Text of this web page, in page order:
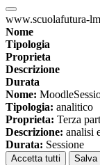
www.scuolafutura-
Nome
Tipologia
Proprieta
Descrizione
Durata
Nome:
Tipologia: analitico
Proprieta: Terza
Descrizione: analisi
Durata: Sessione
Accetta tutti Salva